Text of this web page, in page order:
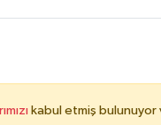
kabul etmiş bulunuyor